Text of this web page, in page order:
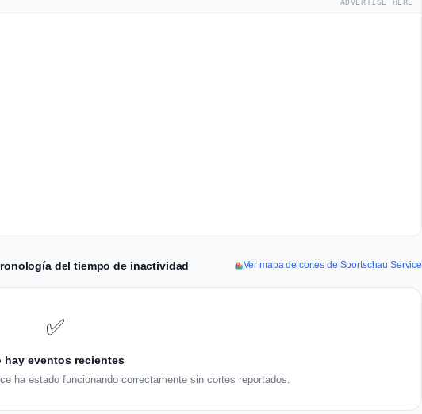
del tiempo de inactividad Ver mapa de cortes de Sportschau Service
✅
hay eventos recientes
ha estado funcionando correctamente sin cortes reportados.